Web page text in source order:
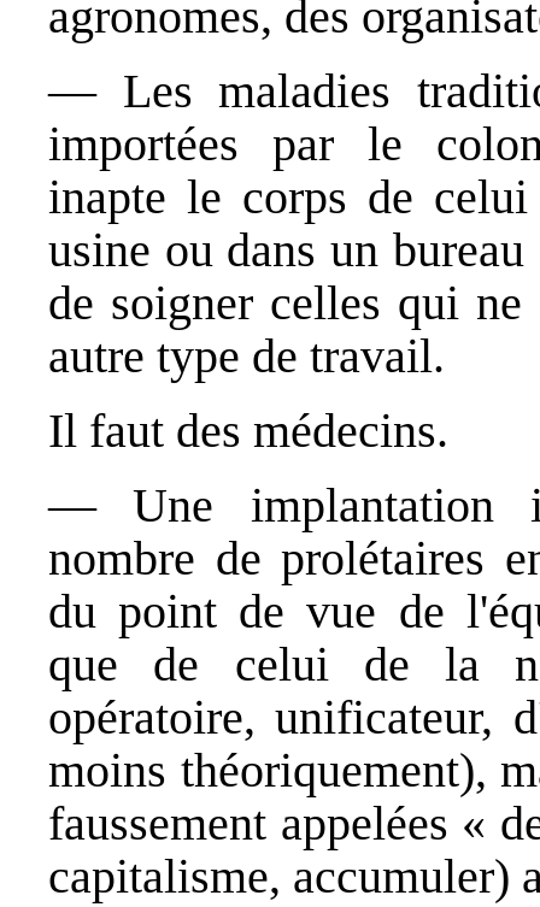
agronomes, des
— Les maladies
importées par le
inapte le corps de
usine ou dans un
de soigner celles qui
autre type de travail.
Il faut des médecins.
— Une implantation
nombre de prolétaires
du point de vue de
que de celui de la
opératoire, unificateur,
moins théoriquement),
faussement appelées «
capitalisme, accumuler)